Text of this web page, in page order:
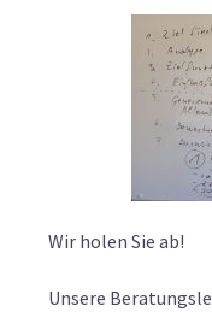
Wir holen Sie ab!
Unsere